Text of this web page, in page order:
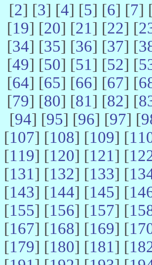
[2] [3] [4] [5] [6] [7]
[19] [20] [21] [22] [
[34] [35] [36] [37] [
[49] [50] [51] [52] [
[64] [65] [66] [67] [
[79] [80] [81] [82] [
[94] [95] [96] [97] [
[107] [108] [109] [
[119] [120] [121] [
[131] [132] [133] [
[143] [144] [145] [
[155] [156] [157] [
[167] [168] [169] [
[179] [180] [181] [